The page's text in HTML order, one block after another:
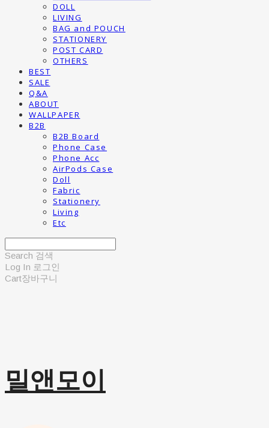
DOLL
LIVING
BAG and POUCH
STATIONERY
POST CARD
OTHERS
BEST
SALE
Q&A
ABOUT
WALLPAPER
B2B
B2B Board
Phone Case
Phone Acc
AirPods Case
Doll
Fabric
Stationery
Living
Etc
Search 검색
Log In 로그인
Cart장바구니
밀앤모이